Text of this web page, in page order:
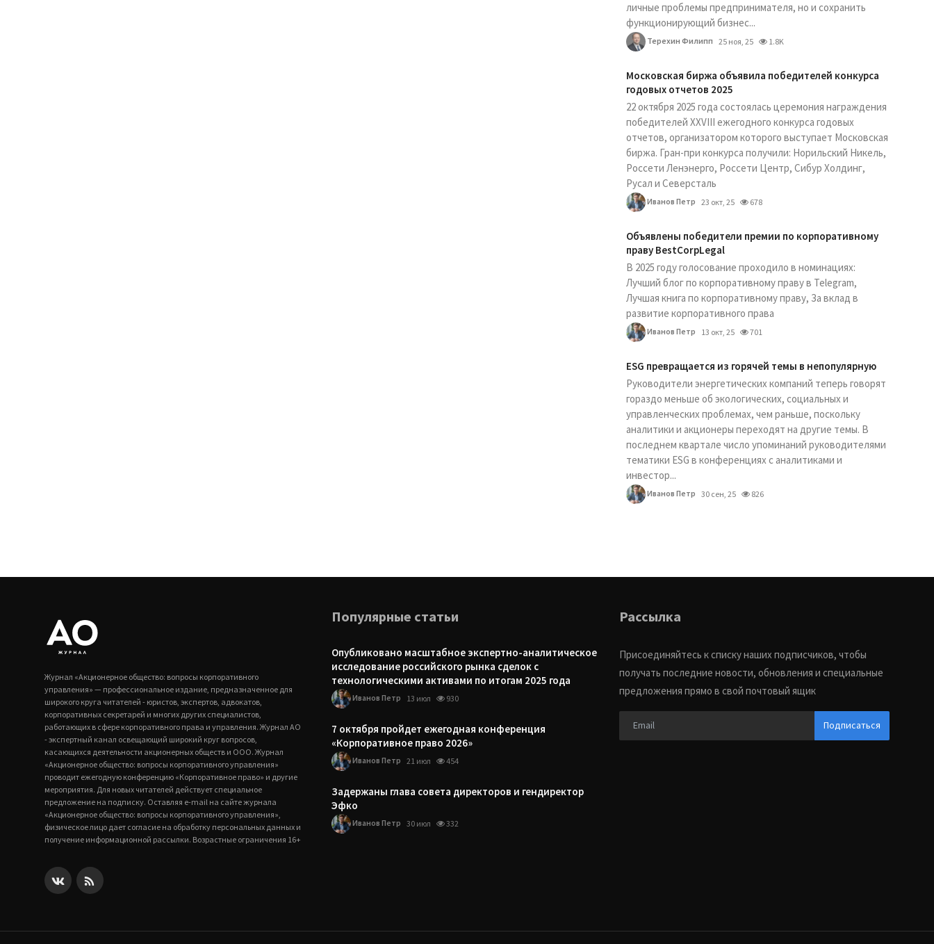
личные проблемы предпринимателя, но и сохранить
функционирующий бизнес...
Терехин Филипп 25 ноя, 25 1.8K
Московская биржа объявила победителей конкурса
годовых отчетов 2025
22 октября 2025 года состоялась церемония награждения
победителей XXVIII ежегодного конкурса годовых
отчетов, организатором которого выступает Московская
биржа. Гран-при конкурса получили: Норильский Никель,
Россети Ленэнерго, Россети Центр, Сибур Холдинг,
Русал и Северсталь
Иванов Петр 23 окт, 25 678
Объявлены победители премии по корпоративному
праву BestCorpLegal
В 2025 году голосование проходило в номинациях:
Лучший блог по корпоративному праву в Telegram,
Лучшая книга по корпоративному праву, За вклад в
развитие корпоративного права
Иванов Петр 13 окт, 25 701
ESG превращается из горячей темы в непопулярную
Руководители энергетических компаний теперь говорят
гораздо меньше об экологических, социальных и
управленческих проблемах, чем раньше, поскольку
аналитики и акционеры переходят на другие темы. В
последнем квартале число упоминаний руководителями
тематики ESG в конференциях с аналитиками и
инвестор...
Иванов Петр 30 сен, 25 826
Журнал «Акционерное общество: вопросы корпоративного
управления» — профессиональное издание, предназначенное для
широкого круга читателей - юристов, экспертов, адвокатов,
корпоративных секретарей и многих других специалистов,
работающих в сфере корпоративного права и управления. Журнал АО
- экспертный канал освещающий широкий круг вопросов,
касающихся деятельности акционерных обществ и ООО. Журнал
«Акционерное общество: вопросы корпоративного управления»
проводит ежегодную конференцию «Корпоративное право» и другие
мероприятия. Для новых читателей действует специальное
предложение на подписку. Оставляя e-mail на сайте журнала
«Акционерное общество: вопросы корпоративного управления»,
физическое лицо дает согласие на обработку персональных данных и
получение информационной рассылки. Возрастные ограничения 16+
Популярные статьи
Опубликовано масштабное экспертно-аналитическое
исследование российского рынка сделок с
технологическими активами по итогам 2025 года
Иванов Петр 13 июл 930
7 октября пройдет ежегодная конференция
«Корпоративное право 2026»
Иванов Петр 21 июл 454
Задержаны глава совета директоров и гендиректор
Эфко
Иванов Петр 30 июл 332
Рассылка
Присоединяйтесь к списку наших подписчиков, чтобы
получать последние новости, обновления и специальные
предложения прямо в свой почтовый ящик
Подписаться